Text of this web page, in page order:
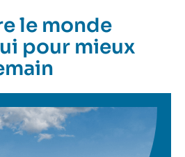
le monde
pour mieux